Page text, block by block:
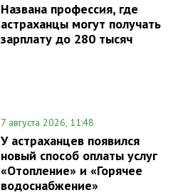
Названа профессия, где
астраханцы могут получать
зарплату до 280 тысяч
7 августа 2026, 11:48
У астраханцев появился
новый способ оплаты услуг
«Отопление» и «Горячее
водоснабжение»